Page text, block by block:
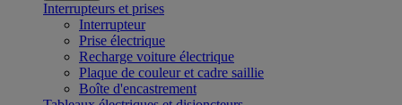
Interrupteurs et prises
Interrupteur
Prise électrique
Recharge voiture électrique
Plaque de couleur et cadre saillie
Boîte d'encastrement